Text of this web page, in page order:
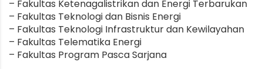
– Fakultas Ketenagalistrikan dan Energi Terbarukan
– Fakultas Teknologi dan Bisnis Energi
– Fakultas Teknologi Infrastruktur dan Kewilayahan
– Fakultas Telematika Energi
– Fakultas Program Pasca Sarjana